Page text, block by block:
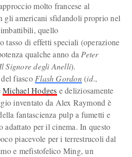
molto francese al
gli americani sfidandoli proprio nel
quello
tasso di effetti speciali (operazione
qualche anno da Peter
Il Signore degli Anelli).
fiasco Flash Gordon(id.,
Michael Hodges e deliziosamente
inventato da Alex Raymond è
fantascienza pulp a fumetti e
adattato per il cinema. In questo
piacevole per i terrestrucoli dal
e mefistofelico Ming, un